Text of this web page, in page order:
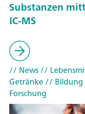
Substanzen
IC-MS
// News//
Getränke// Bildung
Forschung